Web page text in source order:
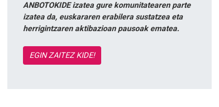
ANBOTOKIDE izatea gure komunitatearen parte
izatea da, euskararen erabilera sustatzea eta
herrigintzaren aktibazioan pausoak ematea.
EGIN ZAITEZ KIDE!